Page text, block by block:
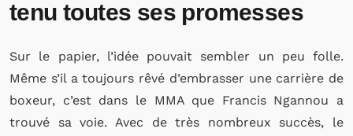
tenu toutes ses promesses
Sur le papier, l’idée pouvait sembler un peu folle.
Même s’il a toujours rêvé d’embrasser une carrière de
boxeur, c’est dans le MMA que Francis Ngannou a
trouvé sa voie. Avec de très nombreux succès, le